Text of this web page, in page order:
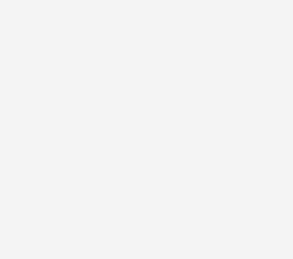
arbeitsmedizinische Vorsorge bei
natürlichem UV-Licht